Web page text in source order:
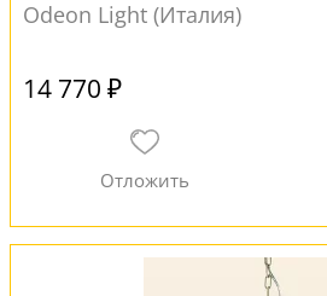
Odeon Light (Италия)
14 770 ₽